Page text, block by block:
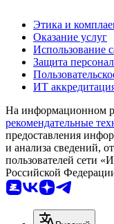
Этика и
Оказание услуг
Использование
Защита
ИТ
На информационном
рекомендательные
предоставления
и анализа сведений,
пользователей сети
Российской